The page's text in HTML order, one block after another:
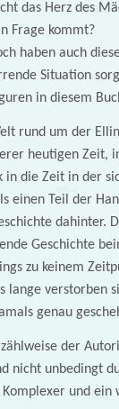
das Herz des
Frage kommt?
haben auch
Situation
in diesem
rund um der
heutigen Zeit,
in die Zeit in der
einen Teil der
dahinter.
Geschichte
zu keinem
lange verstorben
genau
der
nicht unbedingt
Komplexer und ein